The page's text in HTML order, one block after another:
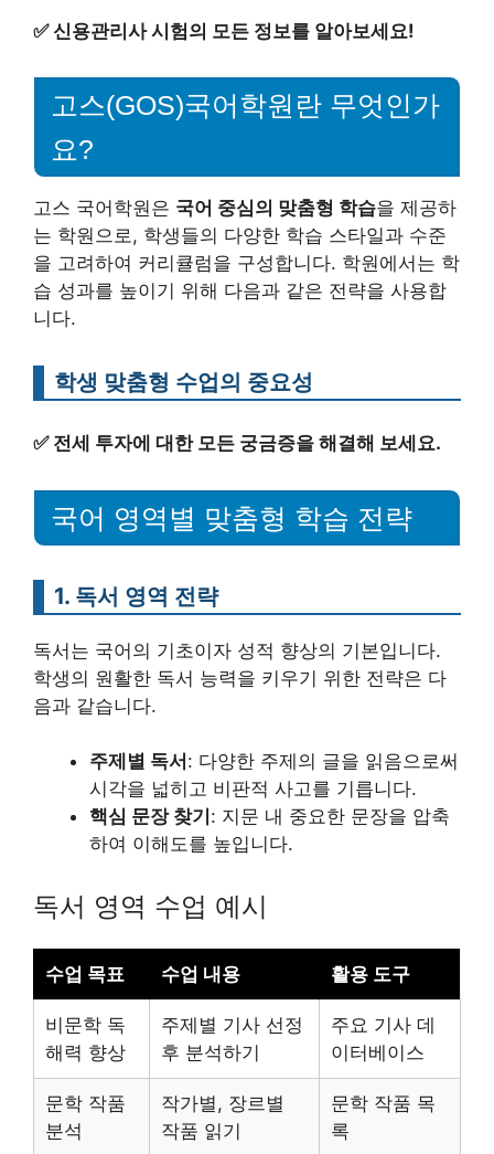
✅신용관리사 시험의 모든 정보를 알아보세요!
고스(GOS)국어학원란 무엇인가
요?
고스 국어학원은 국어 중심의 맞춤형 학습을 제공하
는 학원으로, 학생들의 다양한 학습 스타일과 수준
을 고려하여 커리큘럼을 구성합니다. 학원에서는 학
습 성과를 높이기 위해 다음과 같은 전략을 사용합
니다.
학생 맞춤형 수업의 중요성
✅ 전세 투자에 대한 모든 궁금증을 해결해 보세요.
국어 영역별 맞춤형 학습 전략
1. 독서 영역 전략
독서는 국어의 기초이자 성적 향상의 기본입니다.
학생의 원활한 독서 능력을 키우기 위한 전략은 다
음과 같습니다.
주제별 독서 : 다양한 주제의 글을 읽음으로써
시각을 넓히고 비판적 사고를 기릅니다.
핵심 문장 찾기 : 지문 내 중요한 문장을 압축
하여 이해도를 높입니다.
독서 영역 수업 예시
수업 목표 수업 내용 활용 도구
비문학 독
해력 향상
주제별 기사 선정
후 분석하기
주요 기사 데
이터베이스
문학 작품
분석
작가별, 장르별
작품 읽기
문학 작품 목
록